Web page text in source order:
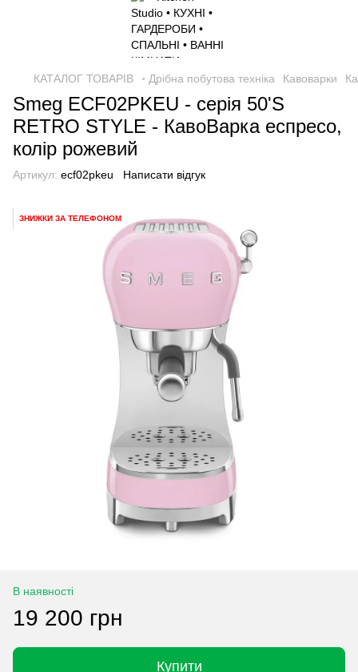
КАТАЛОГ ТОВАРІВ ◦ Дрібна побутова техніка Кавоварки
Smeg ECF02PKEU - серія 50'S
RETRO STYLE - КавоВарка еспресо,
колір рожевий
Артикул: ecf02pkeu Написати відгук
ЗНИЖКИ ЗА ТЕЛЕФОНОМ
В наявності
19 200 грн
Купити